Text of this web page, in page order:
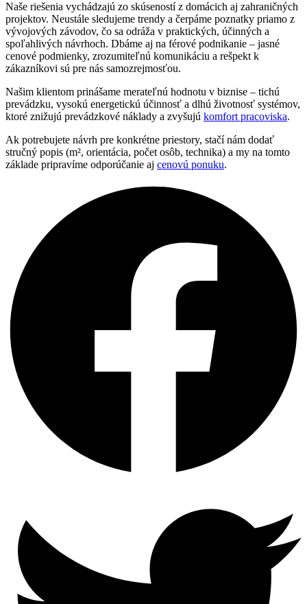
Naše riešenia vychádzajú zo skúseností z domácich aj zahraničných
projektov. Neustále sledujeme trendy a čerpáme poznatky priamo z
vývojových závodov, čo sa odráža v praktických, účinných a
spoľahlivých návrhoch. Dbáme aj na férové podnikanie – jasné
cenové podmienky, zrozumiteľnú komunikáciu a rešpekt k
zákazníkovi sú pre nás samozrejmosťou.
Našim klientom prinášame merateľnú hodnotu v biznise – tichú
prevádzku, vysokú energetickú účinnosť a dlhú životnosť systémov,
ktoré znižujú prevádzkové náklady a zvyšujú komfort pracoviska.
Ak potrebujete návrh pre konkrétne priestory, stačí nám dodať
stručný popis (m², orientácia, počet osôb, technika) a my na tomto
základe pripravíme odporúčanie aj cenovú ponuku.